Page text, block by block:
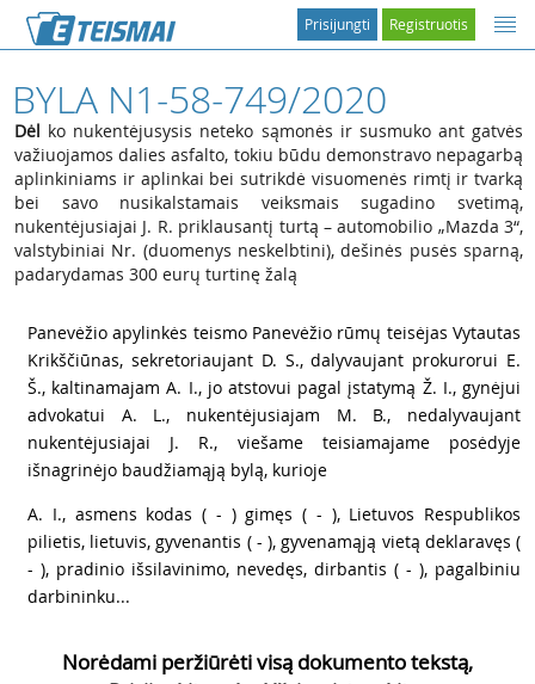
Registruotis
Prisijungti
BYLA N1-58-749/2020
Dėl ko nukentėjusysis neteko sąmonės ir susmuko ant gatvės
važiuojamos dalies asfalto, tokiu būdu demonstravo nepagarbą
aplinkiniams ir aplinkai bei sutrikdė visuomenės rimtį ir tvarką
bei savo nusikalstamais veiksmais sugadino svetimą,
nukentėjusiajai J. R. priklausantį turtą – automobilio „Mazda 3“,
valstybiniai Nr. (duomenys neskelbtini), dešinės pusės sparną,
padarydamas 300 eurų turtinę žalą
Panevėžio apylinkės teismo Panevėžio rūmų teisėjas Vytautas
Krikščiūnas, sekretoriaujant D. S., dalyvaujant prokurorui E.
Š., kaltinamajam A. I., jo atstovui pagal įstatymą Ž. I., gynėjui
advokatui A. L., nukentėjusiajam M. B., nedalyvaujant
nukentėjusiajai J. R., viešame teisiamajame posėdyje
išnagrinėjo baudžiamąją bylą, kurioje
A. I., asmens kodas ( - ) gimęs ( - ), Lietuvos Respublikos
pilietis, lietuvis, gyvenantis ( - ), gyvenamąją vietą deklaravęs (
- ), pradinio išsilavinimo, nevedęs, dirbantis ( - ), pagalbiniu
darbininku...
Norėdami peržiūrėti visą dokumento tekstą,